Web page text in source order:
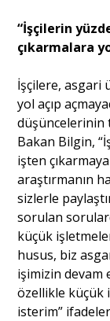
“İşçilerin
çıkarmalara
İşçilere, asgari
yol açıp
düşüncelerinin
Bakan Bilgin,
işten
araştırmanın
sizlerle
sorulan
küçük
husus, biz
işimizin
özellikle küçük
isterim”